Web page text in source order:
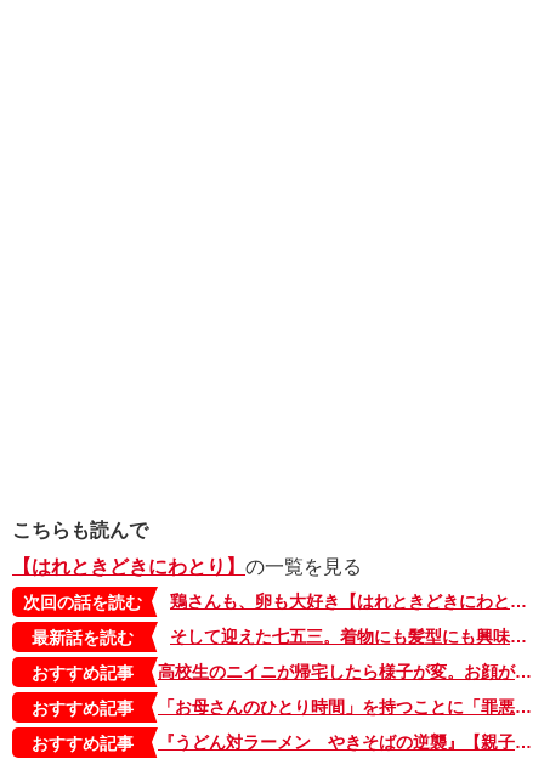
こちらも読んで
【はれときどきにわとり】 の一覧を見る
次回の話を読む
鶏さんも、卵も大好き【はれときどきにわとり・２】
最新話を読む
そして迎えた七五三。着物にも髪型にも興味のない娘は…【はれときどきにわとり・七五三編】
おすすめ記事
高校生のニイニが帰宅したら様子が変。お顔が青いかも…？ その理由にオトト君は…【10歳差兄弟！ぼくのニイニは高校生・3】
おすすめ記事
「お母さんのひとり時間」を持つことに「罪悪感」は不要。家族を頼れないときは、お母さん同士で助け合いたい【タベコト in Berlin・130】
おすすめ記事
『うどん対ラーメン やきそばの逆襲』【親子の読み聞かせに。今日の絵本だより 第375回】